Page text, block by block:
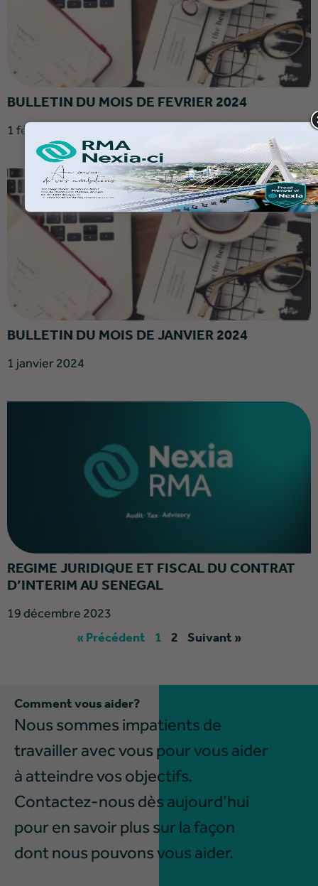
BULLETIN DU MOIS DE FEVRIER 2024
1 février 2024
BULLETIN DU MOIS DE JANVIER 2024
1 janvier 2024
REGIME JURIDIQUE ET FISCAL DU CONTRAT
D’INTERIM AU SENEGAL
19 décembre 2023
« Précédent 1 2 Suivant »
Comment vous aider?
Nous sommes impatients de
travailler avec vous pour vous aider
à atteindre vos objectifs.
Contactez-nous dès aujourd’hui
pour en savoir plus sur la façon
dont nous pouvons vous aider.